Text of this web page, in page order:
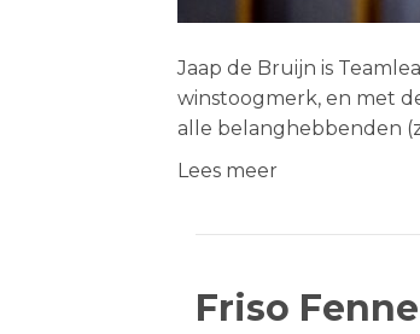
Jaap de Bruijn is
winstoogmerk, en met
alle belanghebbenden
Lees meer
Friso